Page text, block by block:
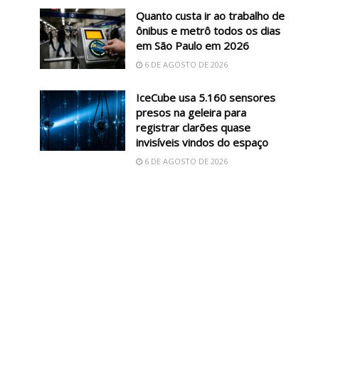
Quanto custa ir ao trabalho de
ônibus e metrô todos os dias
em São Paulo em 2026
6 DE AGOSTO DE 2026
IceCube usa 5.160 sensores
presos na geleira para
registrar clarões quase
invisíveis vindos do espaço
6 DE AGOSTO DE 2026